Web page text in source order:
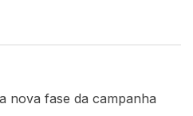
nova fase da campanha